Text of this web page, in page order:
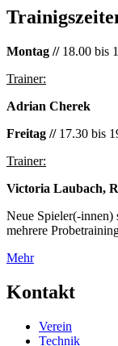
Montag //18.00 bis
Trainer:
Adrian Cherek
Freitag //17.30 bis
Trainer:
Victoria Laubach,
Neue Spieler(-
mehrere
Mehr
Kontakt
Verein
Technik